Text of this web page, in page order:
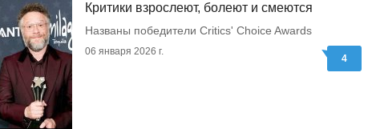
Критики взрослеют, болеют и смеются
Названы победители Critics' Choice Awards
06 января 2026 г.
4